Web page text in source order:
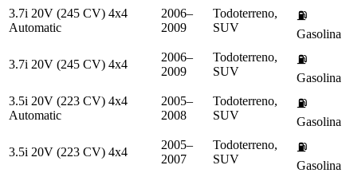
3.7i 20V (245 CV) 4x4
Automatic
2006–
2009
Todoterreno,
SUV
⛽
Gasolina
3.7i 20V (245 CV) 4x4
2006–
2009
Todoterreno,
SUV
⛽
Gasolina
3.5i 20V (223 CV) 4x4
Automatic
2005–
2008
Todoterreno,
SUV
⛽
Gasolina
3.5i 20V (223 CV) 4x4
2005–
2007
Todoterreno,
SUV
⛽
Gasolina